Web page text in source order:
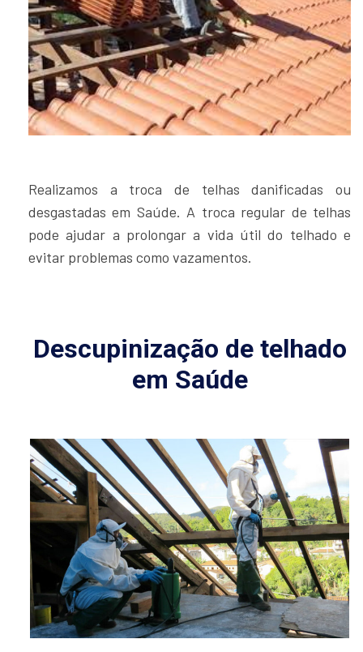
Realizamos a troca de telhas danificadas ou
desgastadas em Saúde. A troca regular de telhas
pode ajudar a prolongar a vida útil do telhado e
evitar problemas como vazamentos.
Descupinização de telhado
em Saúde